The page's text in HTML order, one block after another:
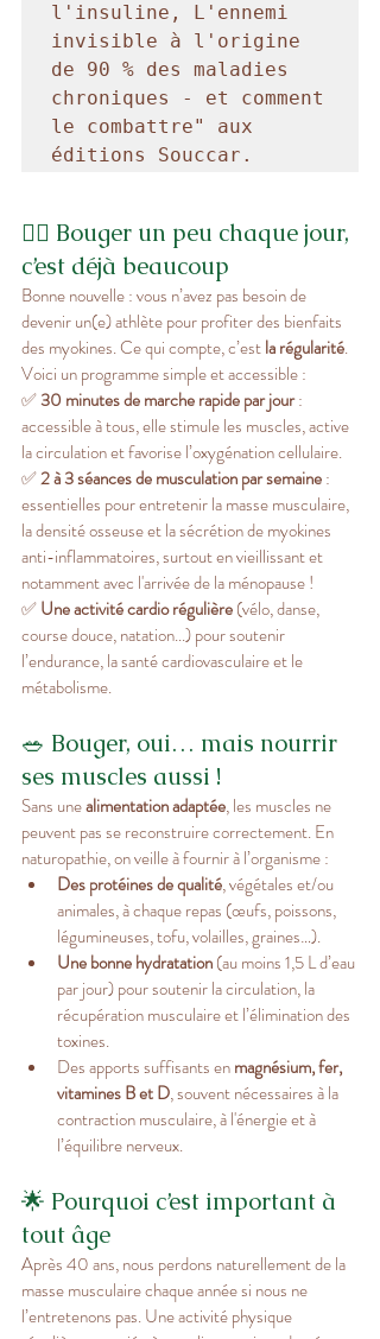
l'insuline, L'ennemi
invisible à l'origine
de 90 % des maladies
chroniques - et comment
le combattre" aux
éditions Souccar.
🚶‍♀️ Bouger un peu chaque jour,
c’est déjà beaucoup
Bonne nouvelle : vous n’avez pas besoin de
devenir un(e) athlète pour profiter des bienfaits
des myokines. Ce qui compte, c’est la régularité.
Voici un programme simple et accessible :
✅ 30 minutes de marche rapide par jour :
accessible à tous, elle stimule les muscles, active
la circulation et favorise l’oxygénation cellulaire.
✅ 2 à 3 séances de musculation par semaine :
essentielles pour entretenir la masse musculaire,
la densité osseuse et la sécrétion de myokines
anti-inflammatoires, surtout en vieillissant et
notamment avec l'arrivée de la ménopause !
✅ Une activité cardio régulière (vélo, danse,
course douce, natation...) pour soutenir
l’endurance, la santé cardiovasculaire et le
métabolisme.
🥗 Bouger, oui… mais nourrir
ses muscles aussi !
Sans une alimentation adaptée, les muscles ne
peuvent pas se reconstruire correctement. En
naturopathie, on veille à fournir à l’organisme :
Des protéines de qualité, végétales et/ou
animales, à chaque repas (œufs, poissons,
légumineuses, tofu, volailles, graines…).
Une bonne hydratation (au moins 1,5 L d’eau
par jour) pour soutenir la circulation, la
récupération musculaire et l’élimination des
toxines.
Des apports suffisants en magnésium, fer,
vitamines B et D, souvent nécessaires à la
contraction musculaire, à l'énergie et à
l’équilibre nerveux.
🌟 Pourquoi c’est important à
tout âge
Après 40 ans, nous perdons naturellement de la
masse musculaire chaque année si nous ne
l’entretenons pas. Une activité physique